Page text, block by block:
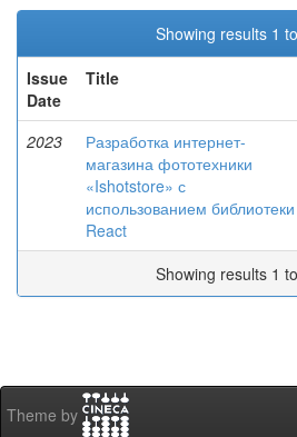
Showing results 1
Issue
Date
Title
2023
Разработка интернет-
магазина фототехники
«Ishotstore» с
использованием библиотеки
React
Showing results 1
Theme by